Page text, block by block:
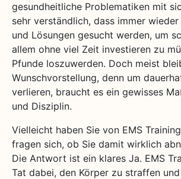
gesundheitliche Problematiken mit
sehr verständlich, dass immer
und Lösungen gesucht werden, um
allem ohne viel Zeit investieren zu
Pfunde loszuwerden. Doch meist
Wunschvorstellung, denn um
verlieren, braucht es ein gewisses
und Disziplin.
Vielleicht haben Sie von EMS
fragen sich, ob Sie damit wirklich
Die Antwort ist ein klares Ja. EMS
Tat dabei, den Körper zu straffen